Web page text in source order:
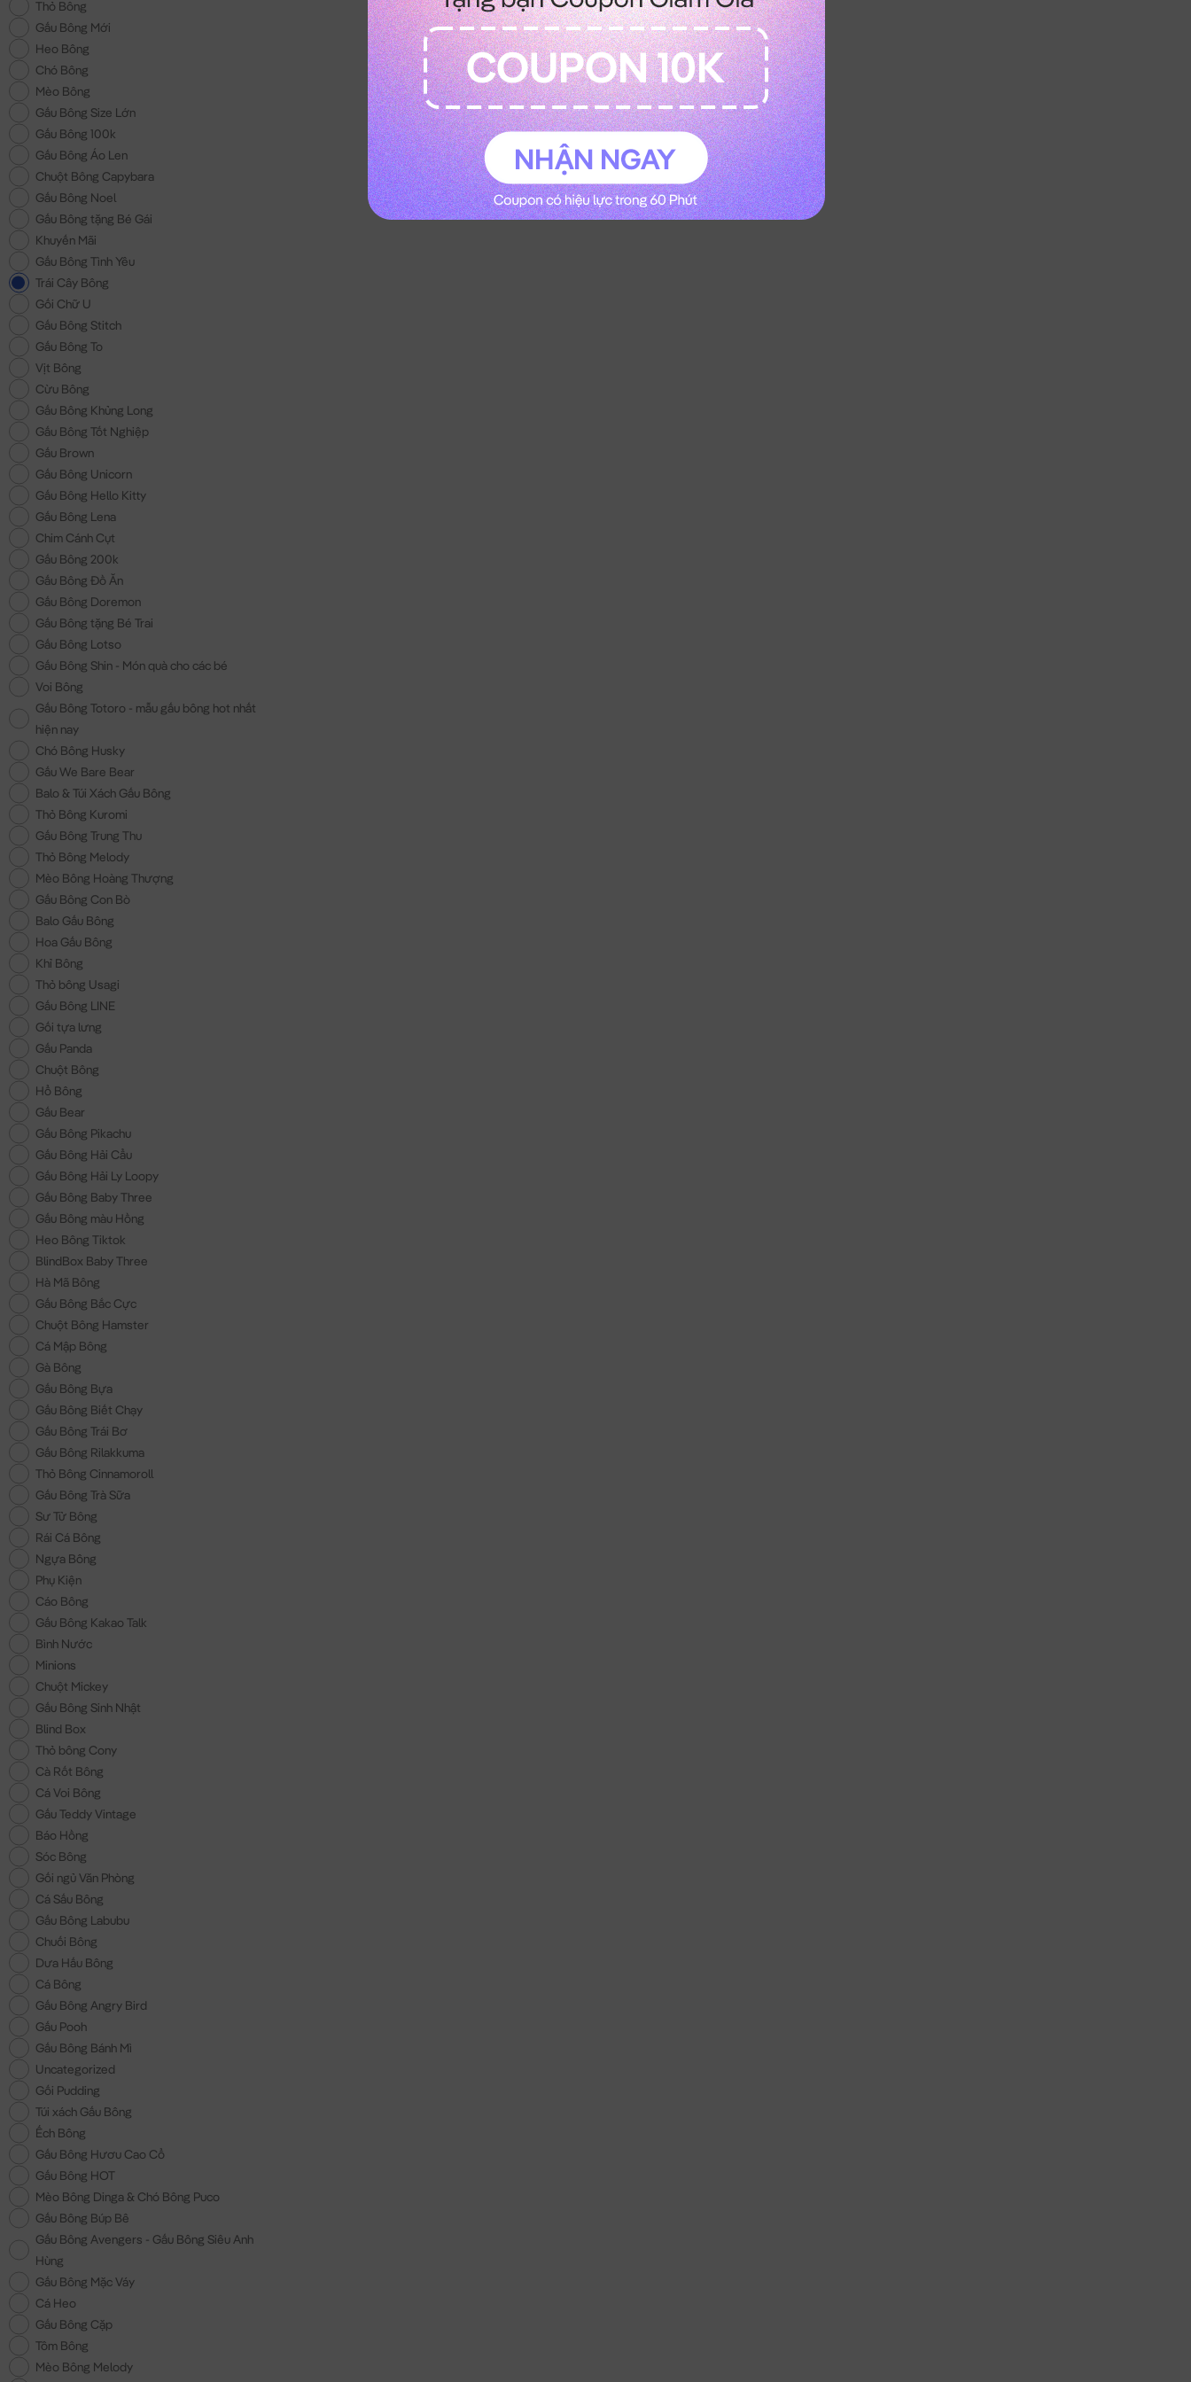
Thỏ Bông
Gấu Bông Mới
Heo Bông
Chó Bông
Mèo Bông
Gấu Bông Size Lớn
Gấu Bông 100k
Gấu Bông Áo Len
Chuột Bông Capybara
Gấu Bông Noel
Gấu Bông tặng Bé Gái
Khuyến Mãi
Gấu Bông Tình Yêu
Trái Cây Bông
Gối Chữ U
Gấu Bông Stitch
Gấu Bông To
Vịt Bông
Cừu Bông
Gấu Bông Khủng Long
Gấu Bông Tốt Nghiệp
Gấu Brown
Gấu Bông Unicorn
Gấu Bông Hello Kitty
Gấu Bông Lena
Chim Cánh Cụt
Gấu Bông 200k
Gấu Bông Đồ Ăn
Gấu Bông Doremon
Gấu Bông tặng Bé Trai
Gấu Bông Lotso
Gấu Bông Shin - Món quà cho các bé
Voi Bông
Gấu Bông Totoro - mẫu gấu bông hot nhất
hiện nay
Chó Bông Husky
Gấu We Bare Bear
Balo & Túi Xách Gấu Bông
Thỏ Bông Kuromi
Gấu Bông Trung Thu
Thỏ Bông Melody
Mèo Bông Hoàng Thượng
Gấu Bông Con Bò
Balo Gấu Bông
Hoa Gấu Bông
Khỉ Bông
Thỏ bông Usagi
Gấu Bông LINE
Gối tựa lưng
Gấu Panda
Chuột Bông
Hổ Bông
Gấu Bear
Gấu Bông Pikachu
Gấu Bông Hải Cẩu
Gấu Bông Hải Ly Loopy
Gấu Bông Baby Three
Gấu Bông màu Hồng
Heo Bông Tiktok
BlindBox Baby Three
Hà Mã Bông
Gấu Bông Bắc Cực
Chuột Bông Hamster
Cá Mập Bông
Gà Bông
Gấu Bông Bựa
Gấu Bông Biết Chạy
Gấu Bông Trái Bơ
Gấu Bông Rilakkuma
Thỏ Bông Cinnamoroll
Gấu Bông Trà Sữa
Sư Tử Bông
Rái Cá Bông
Ngựa Bông
Phụ Kiện
Cáo Bông
Gấu Bông Kakao Talk
Bình Nước
Minions
Chuột Mickey
Gấu Bông Sinh Nhật
Blind Box
Thỏ bông Cony
Cà Rốt Bông
Cá Voi Bông
Gấu Teddy Vintage
Báo Hồng
Sóc Bông
Gối ngủ Văn Phòng
Cá Sấu Bông
Gấu Bông Labubu
Chuối Bông
Dưa Hấu Bông
Cá Bông
Gấu Bông Angry Bird
Gấu Pooh
Gấu Bông Bánh Mì
Uncategorized
Gối Pudding
Túi xách Gấu Bông
Ếch Bông
Gấu Bông Hươu Cao Cổ
Gấu Bông HOT
Mèo Bông Dinga & Chó Bông Puco
Gấu Bông Búp Bê
Gấu Bông Avengers - Gấu Bông Siêu Anh
Hùng
Gấu Bông Mặc Váy
Cá Heo
Gấu Bông Cặp
Tôm Bông
Mèo Bông Melody